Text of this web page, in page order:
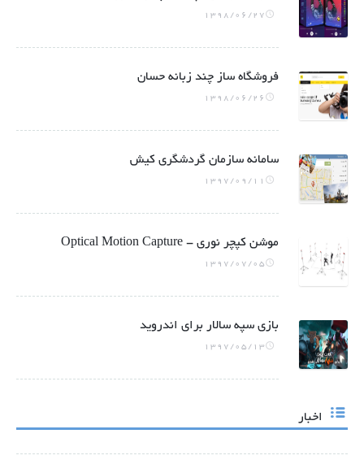
1398/06/27
فروشگاه ساز چند زبانه حسان
1398/06/26
سامانه سازمان گردشگری کیش
1397/09/11
موشن کپچر نوری - Optical Motion Capture
1397/07/05
بازی سپه سالار برای اندروید
1397/05/13
اخبار